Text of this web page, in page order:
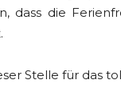
dass die
Stelle für das